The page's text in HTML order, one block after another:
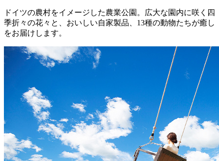
ドイツの農村をイメージした農業公園。広大な園内に咲く四
季折々の花々と、おいしい自家製品、13種の動物たちが癒し
をお届けします。